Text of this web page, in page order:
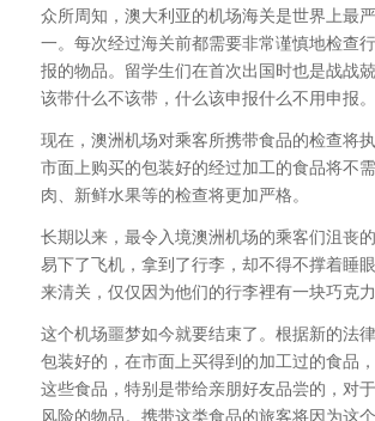
众所周知，澳大利亚的机场海关是世界上最
一。每次经过海关前都需要非常谨慎地检查
报的物品。留学生们在首次出国时也是战战
该带什么不该带，什么该申报什么不用申报。
现在，澳洲机场对乘客所携带食品的检查将
市面上购买的包装好的经过加工的食品将不
肉、新鲜水果等的检查将更加严格。
长期以来，最令入境澳洲机场的乘客们沮丧
易下了飞机，拿到了行李，却不得不撑着睡
来清关，仅仅因为他们的行李裡有一块巧克力
这个机场噩梦如今就要结束了。根据新的法
包装好的，在市面上买得到的加工过的食品，
这些食品，特别是带给亲朋好友品尝的，对
风险的物品。携带这类食品的旅客将因为这